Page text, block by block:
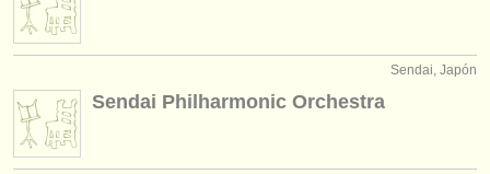
Sendai, Japón
Sendai Philharmonic Orchestra